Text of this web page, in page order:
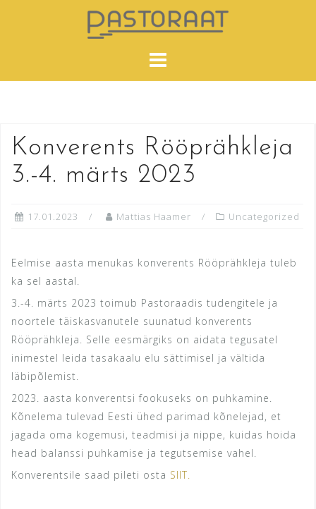
Konverents Rööprähkleja
3.-4. märts 2023
17.01.2023 Mattias Haamer Uncategorized
Eelmise aasta menukas konverents Rööprähkleja tuleb
ka sel aastal.
3.-4. märts 2023 toimub Pastoraadis tudengitele ja
noortele täiskasvanutele suunatud konverents
Rööprähkleja. Selle eesmärgiks on aidata tegusatel
inimestel leida tasakaalu elu sättimisel ja vältida
läbipõlemist.
2023. aasta konverentsi fookuseks on puhkamine.
Kõnelema tulevad Eesti ühed parimad kõnelejad, et
jagada oma kogemusi, teadmisi ja nippe, kuidas hoida
head balanssi puhkamise ja tegutsemise vahel.
Konverentsile saad pileti osta SIIT.